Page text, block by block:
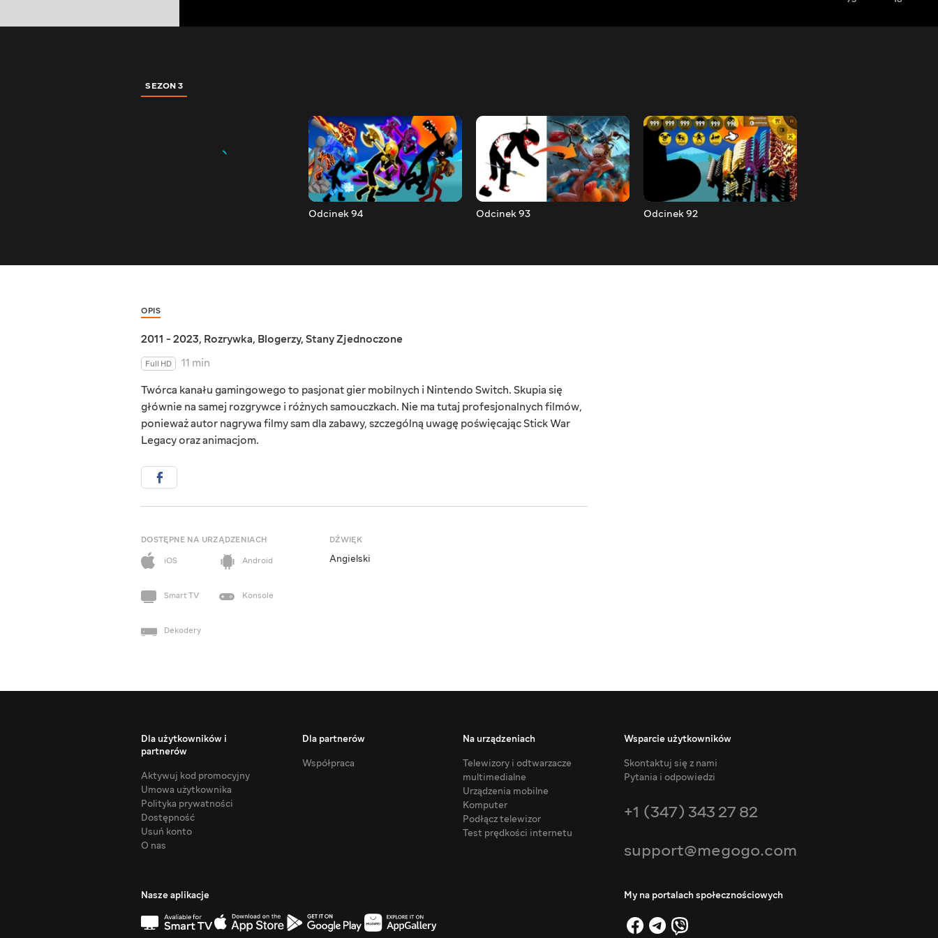
SEZON 3
Odcinek 94 Odcinek 93 Odcinek 92
OPIS
2011 - 2023, Rozrywka, Blogerzy, Stany Zjednoczone
Full HD
11 min
Twórca kanału gamingowego to pasjonat gier mobilnych i Nintendo Switch. Skupia się
głównie na samej rozgrywce i różnych samouczkach. Nie ma tutaj profesjonalnych filmów,
ponieważ autor nagrywa filmy sam dla zabawy, szczególną uwagę poświęcając Stick War
Legacy oraz animacjom.
DOSTĘPNE NA URZĄDZENIACH
iOS
Android
Smart TV Konsole
Dekodery
DŹWIĘK
Angielski
Dla użytkowników i
partnerów
Aktywuj kod promocyjny
Umowa użytkownika
Polityka prywatności
Dostępność
Usuń konto
O nas
Dla partnerów
Współpraca
Na urządzeniach
Telewizory i odtwarzacze
multimedialne
Urządzenia mobilne
Komputer
Podłącz telewizor
Test prędkości internetu
Wsparcie użytkowników
Skontaktuj się z nami
Pytania i odpowiedzi
+1 (347) 343 27 82
support@megogo.com
Nasze aplikacje My na portalach społecznościowych